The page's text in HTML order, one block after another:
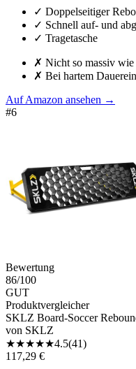
✓ Doppelseitiger
✓ Schnell auf- und
✓ Tragetasche
✗ Nicht so massiv
✗ Bei hartem
Auf Amazon ansehen →
#6
Bewertung
86/100
GUT
Produktvergleicher
SKLZ Board-Soccer
von SKLZ
★★★★★4.5(41)
117,29 €